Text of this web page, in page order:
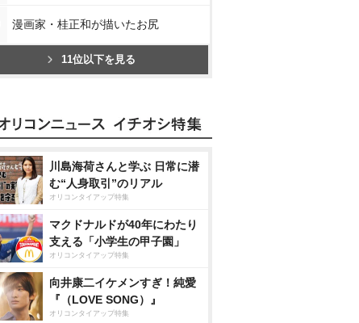
漫画家・桂正和が描いたお尻
11位以下を見る
川島海荷さんと学ぶ 日常に潜
む“人身取引”のリアル
オリコンタイアップ特集
マクドナルドが40年にわたり
支える「小学生の甲子園」
オリコンタイアップ特集
向井康二イケメンすぎ！純愛
『（LOVE SONG）』
オリコンタイアップ特集